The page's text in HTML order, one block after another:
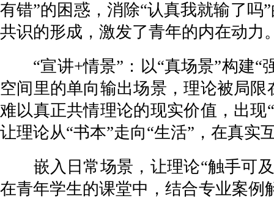
有错”的困惑，消除“认真我就输了吗
共识的形成，激发了青年的内在动力
“宣讲+情景”：以“真场景”构建“
空间里的单向输出场景，理论被局
难以真正共情理论的现实价值，出
让理论从“书本”走向“生活”，在真实
嵌入日常场景，让理论“触手可及
在青年学生的课堂中，结合专业案例